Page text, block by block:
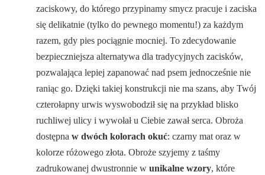
zaciskowy, do którego przypinamy smycz pracuje i zaciska
się delikatnie (tylko do pewnego momentu!) za każdym
razem, gdy pies pociągnie mocniej. To zdecydowanie
bezpieczniejsza alternatywa dla tradycyjnych zacisków,
pozwalająca lepiej zapanować nad psem jednocześnie nie
raniąc go. Dzięki takiej konstrukcji nie ma szans, aby Twój
czterołapny urwis wyswobodził się na przykład blisko
ruchliwej ulicy i wywołał u Ciebie zawał serca. Obroża
dostępnaw dwóch kolorach okuć: czarny mat oraz w
kolorze różowego złota. Obroże szyjemy z taśmy
zadrukowanej dwustronnie wunikalne wzory, które